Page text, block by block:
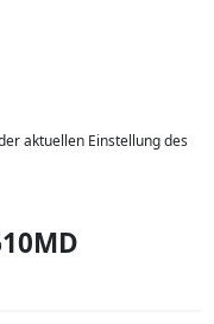
aktuellen Einstellung des